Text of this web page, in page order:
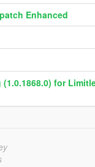
Enhanced
(1.0.1868.0) for